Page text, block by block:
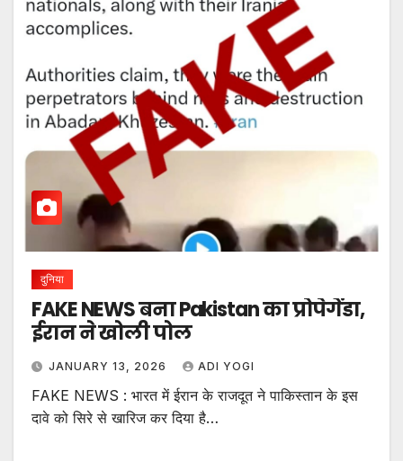
दुनिया
FAKE NEWS बना Pakistan का प्रोपेगेंडा,
ईरान ने खोली पोल
JANUARY 13, 2026 ADI YOGI
FAKE NEWS : भारत में ईरान के राजदूत ने पाकिस्तान के इस
दावे को सिरे से खारिज कर दिया है…